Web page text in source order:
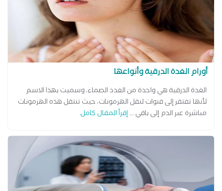
أورام الغدة الدرقية وأنواعها
الغدة الدرقية هي واحدة من الغدد الصماء، وسميت بهذا الاسم
لأنها تفتقر إلى قنوات لنقل الهرمونات، حيث تنتقل هذه الهرمونات
مباشرة عبر الدم إلى باقي ...إقرأ المقال كامل